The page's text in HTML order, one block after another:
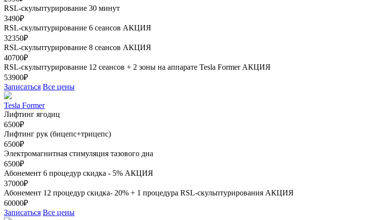
RSL-скульптурирование 30 минут
3490₽
RSL-скульптурирование 6 сеансов АКЦИЯ
32350₽
RSL-скульптурирование 8 сеансов АКЦИЯ
40700₽
RSL-скульптурирование 12 сеансов + 2 зоны на аппарате Tesla Former АКЦИЯ
53900₽
Записаться Все цены
Tesla Former
Лифтинг ягодиц
6500₽
Лифтинг рук (бицепс+трицепс)
6500₽
Электромагнитная стимуляция тазового дна
6500₽
Абонемент 6 процедур скидка - 5% АКЦИЯ
37000₽
Абонемент 12 процедур скидка- 20% + 1 процедура RSL-скульптурирования АКЦИЯ
60000₽
Записаться Все цены